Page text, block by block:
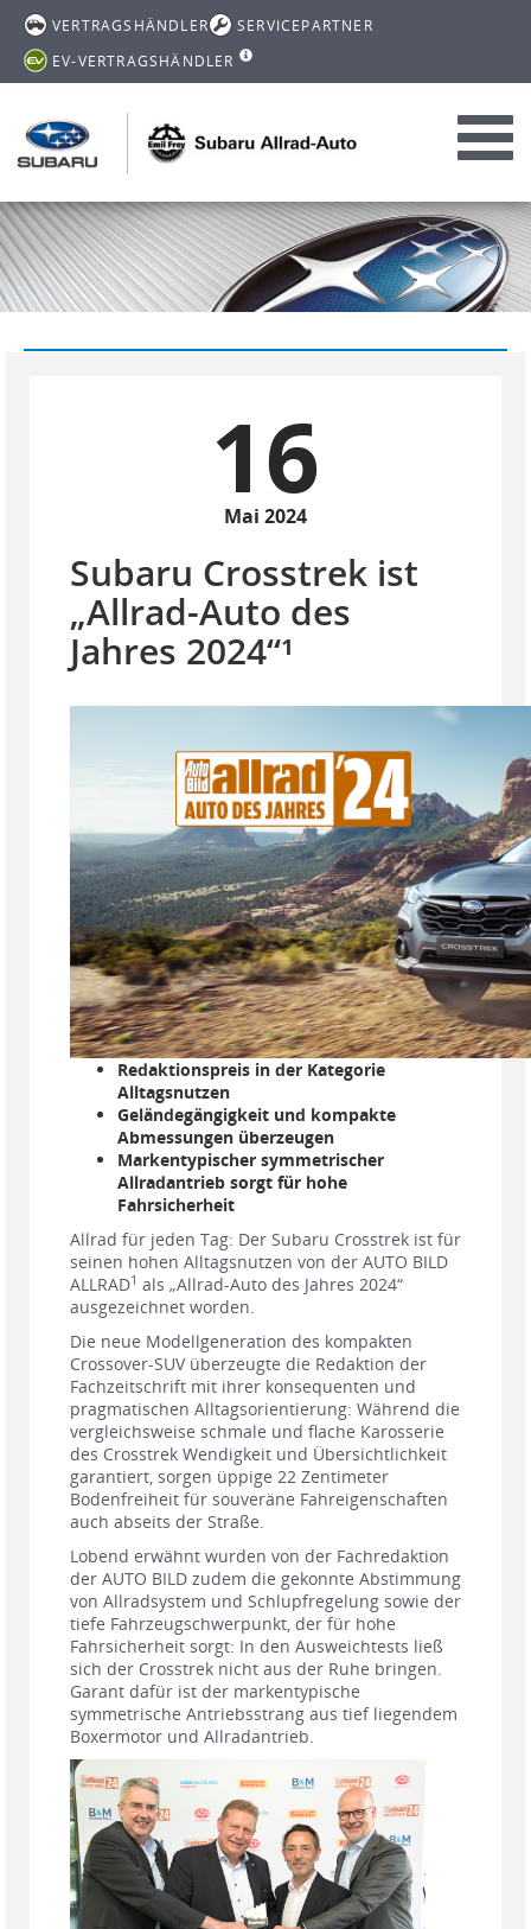
VERTRAGSHÄNDLER
SERVICEPARTNER
EV-VERTRAGSHÄNDLER
16
Mai 2024
Subaru Crosstrek ist
„Allrad-Auto des
Jahres 2024“¹
Redaktionspreis in der Kategorie
Alltagsnutzen
Geländegängigkeit und kompakte
Abmessungen überzeugen
Markentypischer symmetrischer
Allradantrieb sorgt für hohe
Fahrsicherheit
Allrad für jeden Tag: Der Subaru Crosstrek ist für
seinen hohen Alltagsnutzen von der AUTO BILD
ALLRAD1 als „Allrad-Auto des Jahres 2024“
ausgezeichnet worden.
Die neue Modellgeneration des kompakten
Crossover-SUV überzeugte die Redaktion der
Fachzeitschrift mit ihrer konsequenten und
pragmatischen Alltagsorientierung: Während die
vergleichsweise schmale und flache Karosserie
des Crosstrek Wendigkeit und Übersichtlichkeit
garantiert, sorgen üppige 22 Zentimeter
Bodenfreiheit für souveräne Fahreigenschaften
auch abseits der Straße.
Lobend erwähnt wurden von der Fachredaktion
der AUTO BILD zudem die gekonnte Abstimmung
von Allradsystem und Schlupfregelung sowie der
tiefe Fahrzeugschwerpunkt, der für hohe
Fahrsicherheit sorgt: In den Ausweichtests ließ
sich der Crosstrek nicht aus der Ruhe bringen.
Garant dafür ist der markentypische
symmetrische Antriebsstrang aus tief liegendem
Boxermotor und Allradantrieb.